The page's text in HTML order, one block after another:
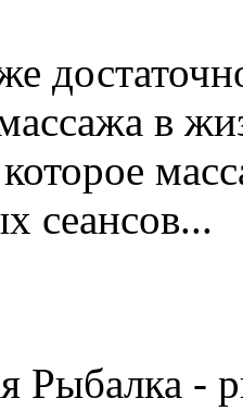
в
сеансов...
Рыбалка -